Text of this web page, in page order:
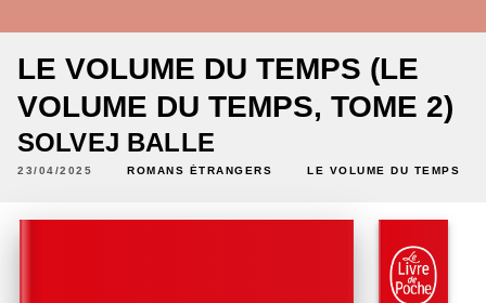
LE VOLUME DU TEMPS (LE
VOLUME DU TEMPS, TOME 2)
SOLVEJ BALLE
23/04/2025 ROMANS ÉTRANGERS LE VOLUME DU TEMPS